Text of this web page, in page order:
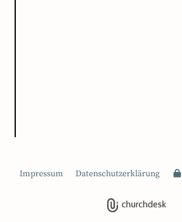
Impressum Datenschutzerklärung